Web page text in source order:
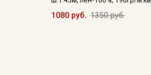
1080 руб. 1350 руб.